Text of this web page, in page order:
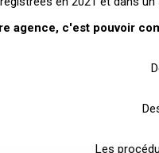
agence, c'est pouvoir
Les